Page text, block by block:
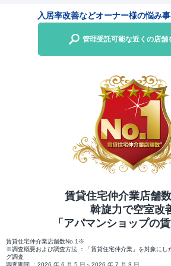
入居率改善などオーナー様の悩み
管理受託可能な近くの店舗
賃貸住宅仲介業店舗
斡旋力で空室改
「アパマンショップの賃
賃貸住宅仲介業店舗数No.1※
※調査概要および調査方法 ：「賃貸住宅仲介業」を対象にし
グ調査
調査期間 ：2026 年 6 月 5 日～2026 年 7 月 3 日